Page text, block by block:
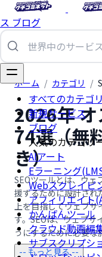
ス ブログ
すべてのカテゴ
新規サービス
ブログ
人気のカテゴリ
AIアート
Eラーニング
Webスクレイピ
アフィリエイト
かんばんツール
クラウド動画編
サブスクリプシ
ホーム / カテゴリ /
2026年 オ
74選（無
き）
SEOツールとは、ウェ
援するために設計され
上を目指してウェブサ
す。SEOは、ウェブサ
うにするために必要
-- もっと見る --